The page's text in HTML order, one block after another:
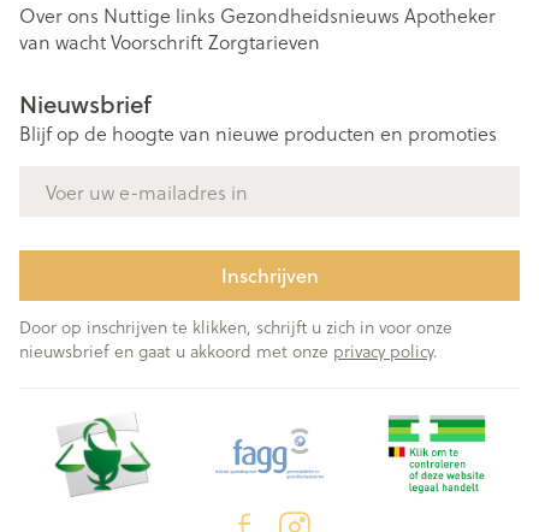
Over ons Nuttige links Gezondheidsnieuws Apotheker
van wachtVoorschriftZorgtarieven
Nieuwsbrief
Blijf op de hoogte van nieuwe producten en promoties
Inschrijven
Door op inschrijven te klikken, schrijft u zich in voor onze
nieuwsbrief en gaat u akkoord met onze privacy policy.